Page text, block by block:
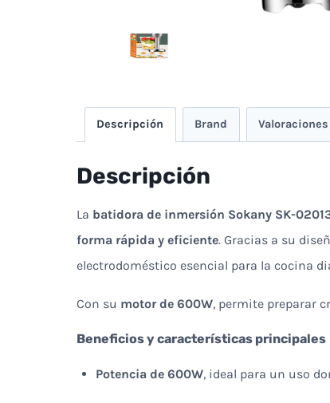
Descripción Brand
Descripción
La batidora de inmersión Sokany SK-
forma rápida y eficiente. Gracias a su
electrodoméstico esencial para la cocina
Con su motor de 600W, permite preparar
Beneficios y características principales
Potencia de 600W, ideal para un uso